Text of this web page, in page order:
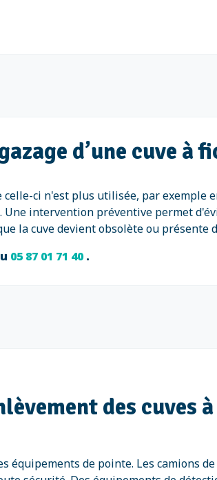
d’une cuve à
ci n'est plus utilisée, par exemple
intervention préventive permet
la cuve devient obsolète ou présente
05 87 01 71 40.
des cuves
équipements de pointe. Les camions